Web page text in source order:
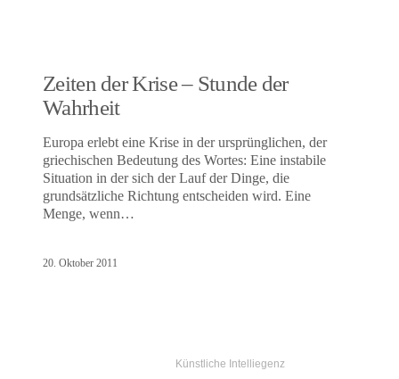
Zeiten der Krise – Stunde der
Wahrheit
Europa erlebt eine Krise in der ursprünglichen, der
griechischen Bedeutung des Wortes: Eine instabile
Situation in der sich der Lauf der Dinge, die
grundsätzliche Richtung entscheiden wird. Eine
Menge, wenn…
20. Oktober 2011
Künstliche Intelliegenz